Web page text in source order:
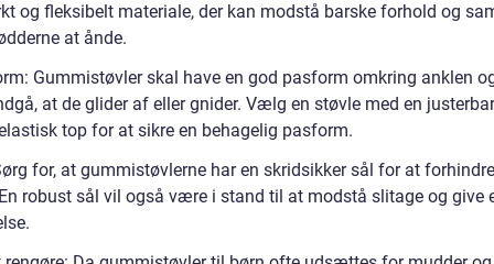
og fleksibelt materiale, der kan modstå barske forhold og
at ånde.
Gummistøvler skal have en god pasform omkring anklen
at de glider af eller gnider. Vælg en støvle med en
top for at sikre en behagelig pasform.
for, at gummistøvlerne har en skridsikker sål for at
robust sål vil også være i stand til at modstå slitage og give